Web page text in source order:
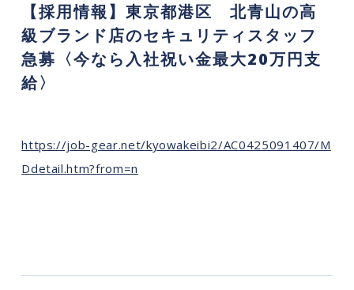
【採用情報】東京都港区 北青山の高
級ブランド店のセキュリティスタッフ
急募〈今なら入社祝い金最大20万円支
給〉
https://job-gear.net/kyowakeibi2/AC0425091407/M
Ddetail.htm?from=n